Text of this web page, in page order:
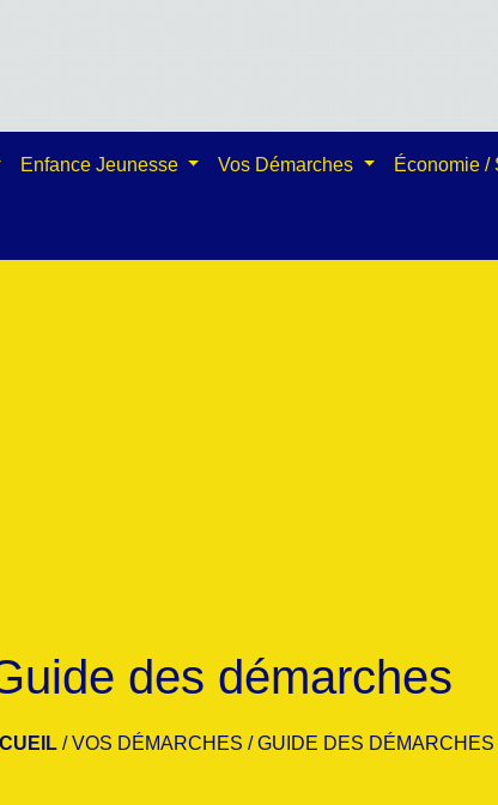
Enfance Jeunesse Vos Démarches Économie /
des démarches
/VOS DÉMARCHES /GUIDE DES DÉMARCHES